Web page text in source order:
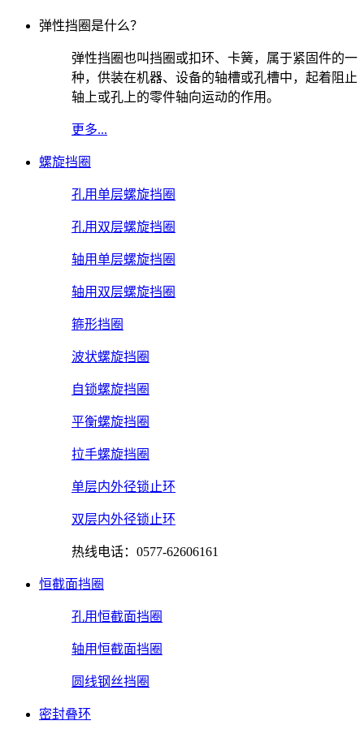
弹性挡圈是什么？
弹性挡圈也叫挡圈或扣环、卡簧，属于紧固件的一
种，供装在机器、设备的轴槽或孔槽中，起着阻止
轴上或孔上的零件轴向运动的作用。
更多...
螺旋挡圈
孔用单层螺旋挡圈
孔用双层螺旋挡圈
轴用单层螺旋挡圈
轴用双层螺旋挡圈
箍形挡圈
波状螺旋挡圈
自锁螺旋挡圈
平衡螺旋挡圈
拉手螺旋挡圈
单层内外径锁止环
双层内外径锁止环
热线电话：0577-62606161
恒截面挡圈
孔用恒截面挡圈
轴用恒截面挡圈
圆线钢丝挡圈
密封叠环